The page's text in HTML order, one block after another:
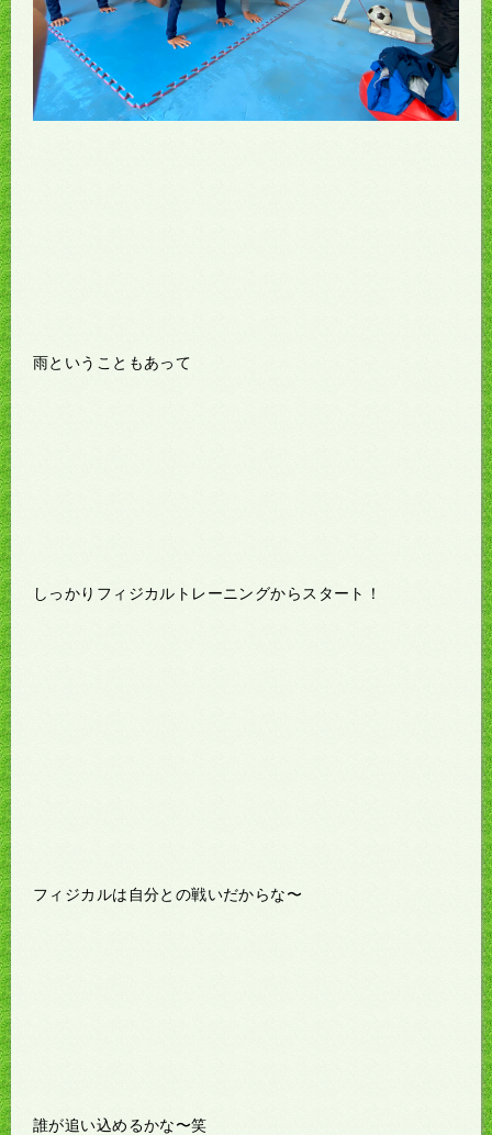
雨ということもあって
しっかりフィジカルトレーニングからスタート！
フィジカルは自分との戦いだからな〜
誰が追い込めるかな〜笑